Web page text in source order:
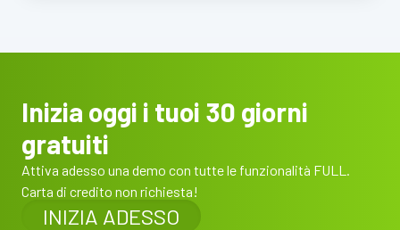
Inizia oggi i tuoi 30 giorni
gratuiti
Attiva adesso una demo con tutte le funzionalità FULL.
Carta di credito non richiesta!
INIZIA ADESSO